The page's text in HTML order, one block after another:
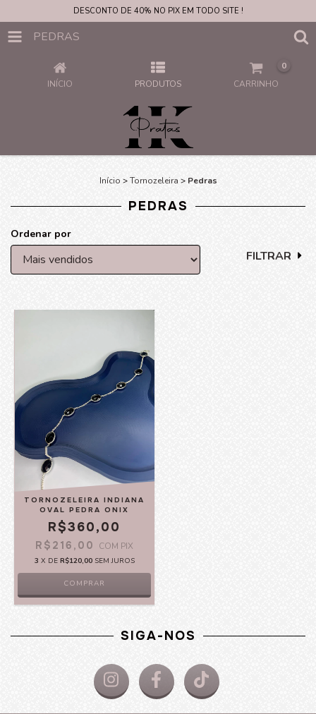
DESCONTO DE 40% NO PIX EM TODO SITE !
PEDRAS
INÍCIO PRODUTOS CARRINHO
0
Início > Tornozeleira > Pedras
PEDRAS
Ordenar por
FILTRAR
TORNOZELEIRA INDIANA
OVAL PEDRA ONIX
R$360,00
R$216,00 COM PIX
3 X DE R$120,00 SEM JUROS
SIGA-NOS